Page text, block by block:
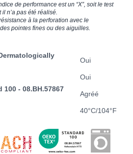
de performance est un “X”, soit le test
il n’a pas été réalisé.
à la perforation avec le
pointes fines ou des aiguilles.
Oui
Oui
100 - 08.BH.57867
Agréé
40°C/104°F